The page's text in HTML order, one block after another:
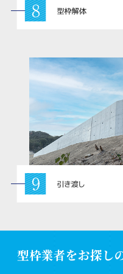
型枠業者をお探し